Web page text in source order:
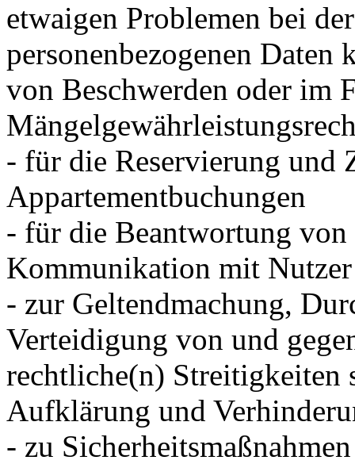
etwaigen Problemen bei
personenbezogenen
von Beschwerden oder im
- für die Reservierung und
Appartementbuchungen
- für die Beantwortung
Kommunikation mit Nutzer
- zur Geltendmachung,
Verteidigung von und
rechtliche(n) Streitigkeiten
Aufklärung und
- zu Sicherheitsmaßnahmen